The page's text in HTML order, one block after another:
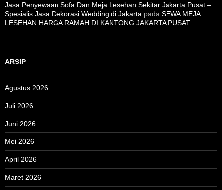
Jasa Penyewaan Sofa Dan Meja Lesehan Sekitar Jakarta Pusat –
Spesialis Jasa Dekorasi Wedding di Jakarta pada SEWA MEJA
LESEHAN HARGA RAMAH DI KANTONG JAKARTA PUSAT
ARSIP
Agustus 2026
Juli 2026
Juni 2026
Mei 2026
April 2026
Maret 2026